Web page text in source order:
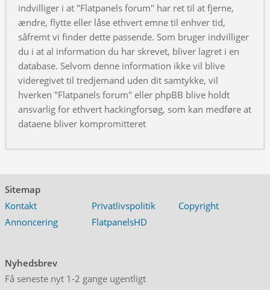
indvilliger i at "Flatpanels forum" har ret til at fjerne,
ændre, flytte eller låse ethvert emne til enhver tid,
såfremt vi finder dette passende. Som bruger indvilliger
du i at al information du har skrevet, bliver lagret i en
database. Selvom denne information ikke vil blive
videregivet til tredjemand uden dit samtykke, vil
hverken "Flatpanels forum" eller phpBB blive holdt
ansvarlig for ethvert hackingforsøg, som kan medføre at
dataene bliver kompromitteret
Sitemap
Kontakt
Privatlivspolitik
Copyright
Annoncering
FlatpanelsHD
Nyhedsbrev
Få seneste nyt 1-2 gange ugentligt